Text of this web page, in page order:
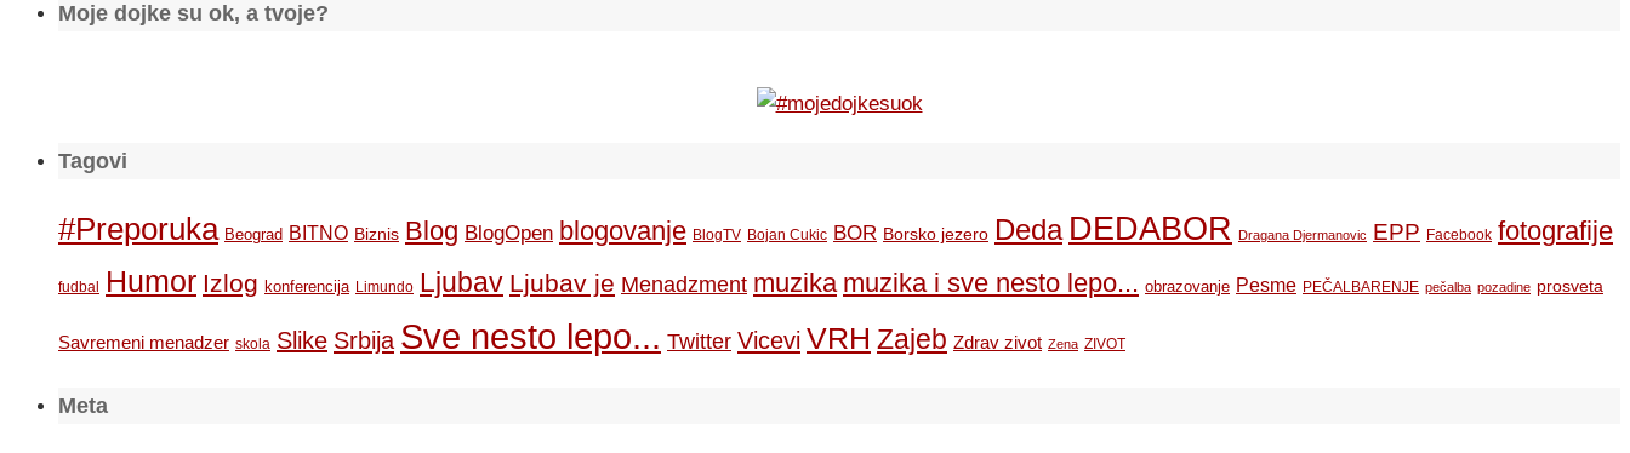
Moje dojke su ok, a tvoje?
Tagovi
#Preporuka Beograd BITNO Biznis Blog BlogOpen blogovanje BlogTV Bojan Cukic BOR Borsko jezero Deda DEDABOR Dragana Djermanovic EPP Facebook fotografije
fudbal Humor Izlog konferencija Limundo Ljubav Ljubav je Menadzment muzika muzika i sve nesto lepo... obrazovanje Pesme PEČALBARENJE pečalba pozadine prosveta
Savremeni menadzer skola Slike Srbija Sve nesto lepo... Twitter Vicevi VRH Zajeb Zdrav zivot Zena ZIVOT
Meta